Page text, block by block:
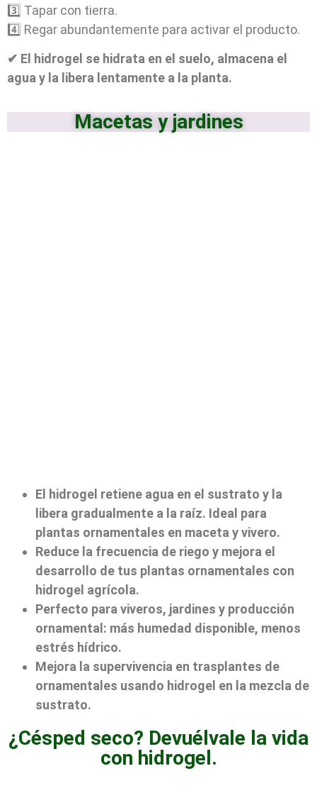
3️⃣ Tapar con tierra.
4️⃣ Regar abundantemente para activar el producto.
✔ El hidrogel se hidrata en el suelo, almacena el
agua y la libera lentamente a la planta.
Macetas y jardines
El hidrogel retiene agua en el sustrato y la
libera gradualmente a la raíz. Ideal para
plantas ornamentales en maceta y vivero.
Reduce la frecuencia de riego y mejora el
desarrollo de tus plantas ornamentales con
hidrogel agrícola.
Perfecto para viveros, jardines y producción
ornamental: más humedad disponible, menos
estrés hídrico.
Mejora la supervivencia en trasplantes de
ornamentales usando hidrogel en la mezcla de
sustrato.
¿Césped seco? Devuélvale la vida
con hidrogel.